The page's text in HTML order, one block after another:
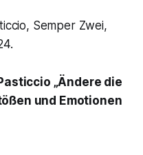
Semper Zwei,
„Ändere die
und Emotionen